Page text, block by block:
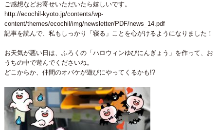
ご感想などお寄せいただいたら嬉しいです。
http://ecochil-kyoto.jp/contents/wp-
content/themes/ecochil/img/newsletter/PDF/news_14.pdf
記事を読んで、私もしっかり「寝る」ことを心がけるようになりました！
お天気が悪い日は、ふろくの「ハロウィンゆびにんぎょう」を作って、お
うちの中で遊んでくださいね。
どこからか、仲間のオバケが遊びにやってくるかも!?